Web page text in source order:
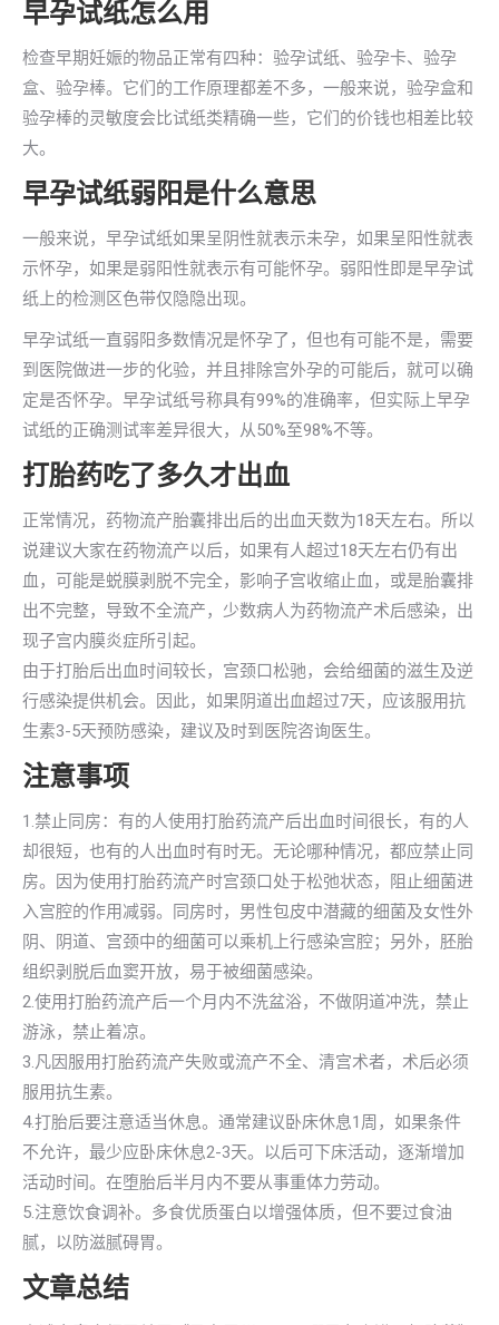
早孕试纸怎么用
检查早期妊娠的物品正常有四种：验孕试纸、验孕卡、验孕
盒、验孕棒。它们的工作原理都差不多，一般来说，验孕盒和
验孕棒的灵敏度会比试纸类精确一些，它们的价钱也相差比较
大。
早孕试纸弱阳是什么意思
一般来说，早孕试纸如果呈阴性就表示未孕，如果呈阳性就表
示怀孕，如果是弱阳性就表示有可能怀孕。弱阳性即是早孕试
纸上的检测区色带仅隐隐出现。
早孕试纸一直弱阳多数情况是怀孕了，但也有可能不是，需要
到医院做进一步的化验，并且排除宫外孕的可能后，就可以确
定是否怀孕。早孕试纸号称具有99%的准确率，但实际上早孕
试纸的正确测试率差异很大，从50%至98%不等。
打胎药吃了多久才出血
正常情况，药物流产胎囊排出后的出血天数为18天左右。所以
说建议大家在药物流产以后，如果有人超过18天左右仍有出
血，可能是蜕膜剥脱不完全，影响子宫收缩止血，或是胎囊排
出不完整，导致不全流产，少数病人为药物流产术后感染，出
现子宫内膜炎症所引起。
由于打胎后出血时间较长，宫颈口松驰，会给细菌的滋生及逆
行感染提供机会。因此，如果阴道出血超过7天，应该服用抗
生素3-5天预防感染，建议及时到医院咨询医生。
注意事项
1.禁止同房：有的人使用打胎药流产后出血时间很长，有的人
却很短，也有的人出血时有时无。无论哪种情况，都应禁止同
房。因为使用打胎药流产时宫颈口处于松弛状态，阻止细菌进
入宫腔的作用减弱。同房时，男性包皮中潜藏的细菌及女性外
阴、阴道、宫颈中的细菌可以乘机上行感染宫腔；另外，胚胎
组织剥脱后血窦开放，易于被细菌感染。
2.使用打胎药流产后一个月内不洗盆浴，不做阴道冲洗，禁止
游泳，禁止着凉。
3.凡因服用打胎药流产失败或流产不全、清宫术者，术后必须
服用抗生素。
4.打胎后要注意适当休息。通常建议卧床休息1周，如果条件
不允许，最少应卧床休息2-3天。以后可下床活动，逐渐增加
活动时间。在堕胎后半月内不要从事重体力劳动。
5.注意饮食调补。多食优质蛋白以增强体质，但不要过食油
腻，以防滋腻碍胃。
文章总结